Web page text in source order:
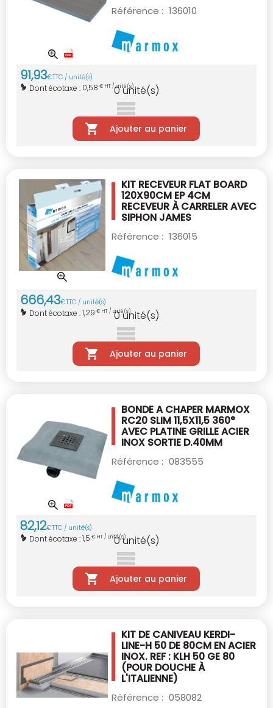
Référence : 136010
91,93€TTC / unité(s)
Dont écotaxe : 0,58 € HT / unité(s)
0unité(s)
Ajouter au panier
KIT RECEVEUR FLAT BOARD
120X90CM EP 4CM
RECEVEUR À CARRELER AVEC
SIPHON JAMES
Référence : 136015
666,43€TTC / unité(s)
Dont écotaxe :1,29 € HT / unité(s)
0unité(s)
Ajouter au panier
BONDE A CHAPER MARMOX
RC20 SLIM11,5X11,5 360°
AVEC PLATINE GRILLE ACIER
INOX SORTIE D.40MM
Référence : 083555
82,12€TTC / unité(s)
Dont écotaxe :1,5 € HT / unité(s)
0unité(s)
Ajouter au panier
KIT DE CANIVEAU KERDI-
LINE-H 50 DE 80CM EN ACIER
INOX. REF : KLH 50 GE 80
(POUR DOUCHE À
L'ITALIENNE)
Référence : 058082